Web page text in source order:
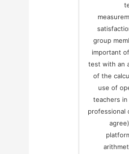
group
important
test with an
of the
use of
teachers
professional